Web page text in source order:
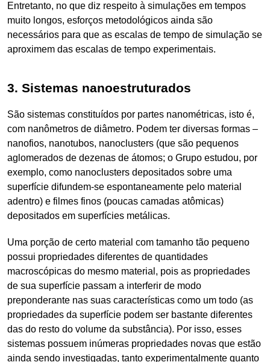
Entretanto, no que diz respeito à simulações em tempos
muito longos, esforços metodológicos ainda são
necessários para que as escalas de tempo de simulação se
aproximem das escalas de tempo experimentais.
3. Sistemas nanoestruturados
São sistemas constituídos por partes nanométricas, isto é,
com nanômetros de diâmetro. Podem ter diversas formas –
nanofios, nanotubos, nanoclusters (que são pequenos
aglomerados de dezenas de átomos; o Grupo estudou, por
exemplo, como nanoclusters depositados sobre uma
superfície difundem-se espontaneamente pelo material
adentro) e filmes finos (poucas camadas atômicas)
depositados em superfícies metálicas.
Uma porção de certo material com tamanho tão pequeno
possui propriedades diferentes de quantidades
macroscópicas do mesmo material, pois as propriedades
de sua superfície passam a interferir de modo
preponderante nas suas características como um todo (as
propriedades da superfície podem ser bastante diferentes
das do resto do volume da substância). Por isso, esses
sistemas possuem inúmeras propriedades novas que estão
ainda sendo investigadas, tanto experimentalmente quanto